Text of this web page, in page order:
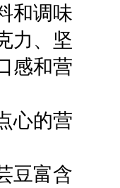
和调味
力、坚
感和营
心的营
豆富含